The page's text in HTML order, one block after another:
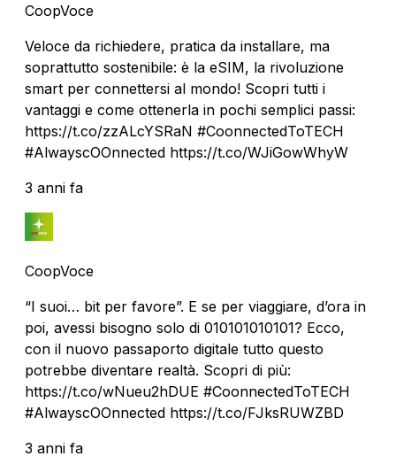
CoopVoce
Veloce da richiedere, pratica da installare, ma
soprattutto sostenibile: è la eSIM, la rivoluzione
smart per connettersi al mondo! Scopri tutti i
vantaggi e come ottenerla in pochi semplici passi:
https://t.co/zzALcYSRaN #CoonnectedToTECH
#AlwayscOOnnected https://t.co/WJiGowWhyW
3 anni fa
CoopVoce
“I suoi… bit per favore”. E se per viaggiare, d’ora in
poi, avessi bisogno solo di 010101010101? Ecco,
con il nuovo passaporto digitale tutto questo
potrebbe diventare realtà. Scopri di più:
https://t.co/wNueu2hDUE #CoonnectedToTECH
#AlwayscOOnnected https://t.co/FJksRUWZBD
3 anni fa